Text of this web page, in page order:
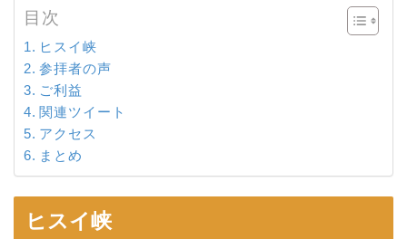
目次
ヒスイ峡
参拝者の声
ご利益
関連ツイート
アクセス
まとめ
ヒスイ峡